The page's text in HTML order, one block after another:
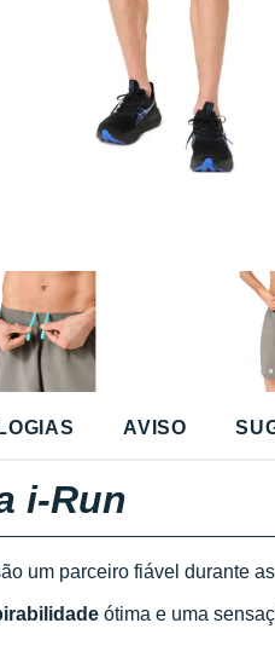
AVISO
i-Run
um parceiro fiável durante
ótima e uma